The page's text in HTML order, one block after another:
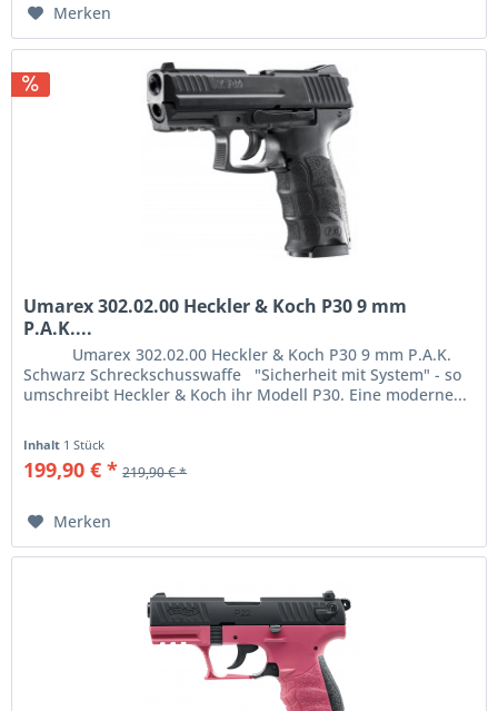
Merken
Umarex 302.02.00 Heckler & Koch P30 9 mm
P.A.K....
Umarex 302.02.00 Heckler & Koch P30 9 mm P.A.K.
Schwarz Schreckschusswaffe "Sicherheit mit System" - so
umschreibt Heckler & Koch ihr Modell P30. Eine moderne...
Inhalt 1 Stück
199,90 € * 219,90 € *
Merken